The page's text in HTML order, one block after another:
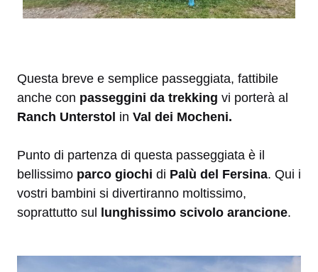
Questa breve e semplice passeggiata, fattibile
anche con passeggini da trekking vi porterà al
Ranch Unterstol in Val dei Mocheni.
Punto di partenza di questa passeggiata è il
bellissimo parco giochi di Palù del Fersina. Qui i
vostri bambini si divertiranno moltissimo,
soprattutto sul lunghissimo scivolo arancione.